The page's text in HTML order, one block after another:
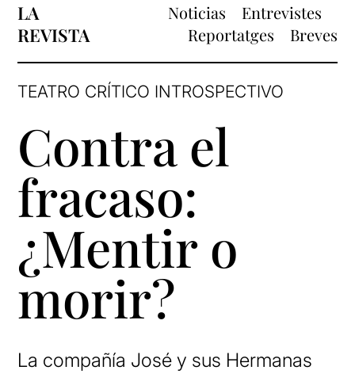
LA
REVISTA
Noticias
Entrevistes
Reportatges
Breves
TEATRO CRÍTICO INTROSPECTIVO
Contra el
fracaso:
¿Mentir o
morir?
La compañía José y sus Hermanas